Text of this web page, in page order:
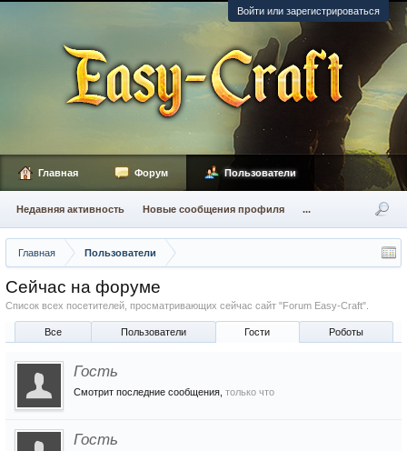
Войти или зарегистрироваться
Главная Пользователи
Сейчас на форуме
Список всех посетителей, просматривающих сейчас сайт "Forum Easy-Craft".
Все Пользователи Гости Роботы
Гость
Смотрит последние сообщения, только что
Гость
Главная Форум Пользователи
Недавняя активность Новые сообщения профиля ...